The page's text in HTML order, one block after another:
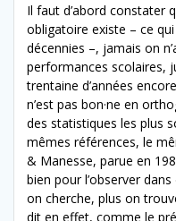
Il faut d’abord constater
obligatoire existe – ce
décennies –, jamais on
performances scolaires,
trentaine d’années
n’est pas bon·ne en
des statistiques les plus
mêmes références, le
& Manesse, parue en
bien pour l’observer
on cherche, plus on
dit en effet, comme le